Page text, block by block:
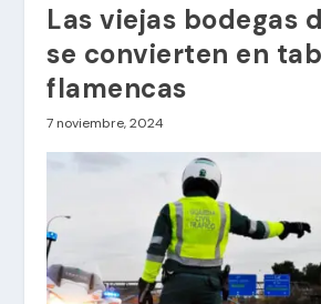
Las viejas bodegas
se convierten en
flamencas
7 noviembre, 2024